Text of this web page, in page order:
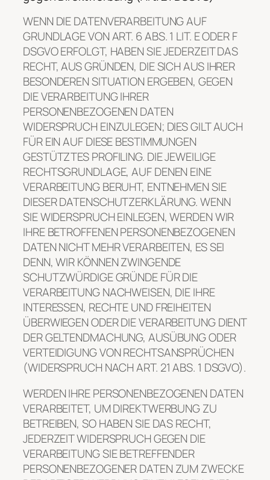
WENN DIE DATENVERARBEITUNG AUF
GRUNDLAGE VON ART. 6 ABS. 1 LIT. E ODER F
DSGVO ERFOLGT, HABEN SIE JEDERZEIT DAS
RECHT, AUS GRÜNDEN, DIE SICH AUS IHRER
BESONDEREN SITUATION ERGEBEN, GEGEN
DIE VERARBEITUNG IHRER
PERSONENBEZOGENEN DATEN
WIDERSPRUCH EINZULEGEN; DIES GILT AUCH
FÜR EIN AUF DIESE BESTIMMUNGEN
GESTÜTZTES PROFILING. DIE JEWEILIGE
RECHTSGRUNDLAGE, AUF DENEN EINE
VERARBEITUNG BERUHT, ENTNEHMEN SIE
DIESER DATENSCHUTZERKLÄRUNG. WENN
SIE WIDERSPRUCH EINLEGEN, WERDEN WIR
IHRE BETROFFENEN PERSONENBEZOGENEN
DATEN NICHT MEHR VERARBEITEN, ES SEI
DENN, WIR KÖNNEN ZWINGENDE
SCHUTZWÜRDIGE GRÜNDE FÜR DIE
VERARBEITUNG NACHWEISEN, DIE IHRE
INTERESSEN, RECHTE UND FREIHEITEN
ÜBERWIEGEN ODER DIE VERARBEITUNG DIENT
DER GELTENDMACHUNG, AUSÜBUNG ODER
VERTEIDIGUNG VON RECHTSANSPRÜCHEN
(WIDERSPRUCH NACH ART. 21 ABS. 1 DSGVO).
WERDEN IHRE PERSONENBEZOGENEN DATEN
VERARBEITET, UM DIREKTWERBUNG ZU
BETREIBEN, SO HABEN SIE DAS RECHT,
JEDERZEIT WIDERSPRUCH GEGEN DIE
VERARBEITUNG SIE BETREFFENDER
PERSONENBEZOGENER DATEN ZUM ZWECKE